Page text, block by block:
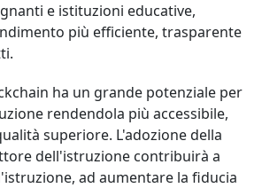
e istituzioni educative,
più efficiente, trasparente
ha un grande potenziale per
rendendola più accessibile,
superiore. L'adozione della
dell'istruzione contribuirà a
ad aumentare la fiducia